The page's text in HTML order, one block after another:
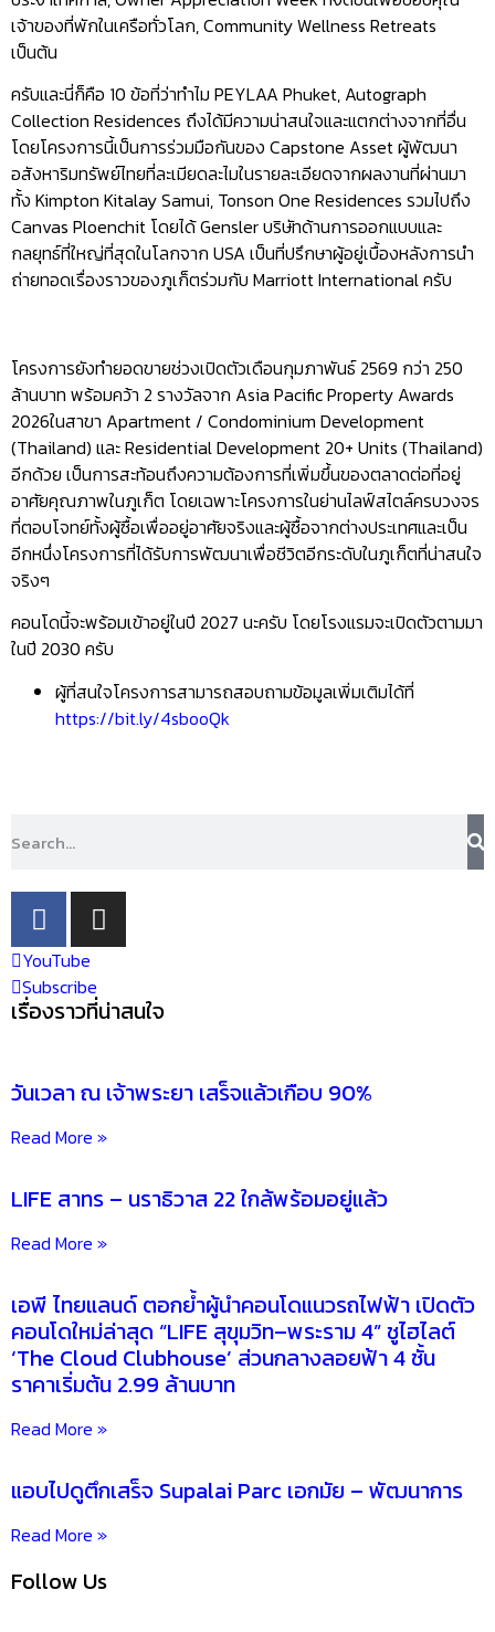
10. สิ่งที่ผมชอบก็คือ การสร้างความเป็นชุมชนเดียวกัน โดย Marriott
รู้จักแลกแลกเปลี่ยนกันครับ เช่น กิจกรรม Workshop, งานฉลอง
ประจำเทศกาล, Owner Appreciation Week ที่จัดขึ้นเพื่อขอบคุณ
เจ้าของที่พักในเครือทั่วโลก, Community Wellness Retreats
เป็นต้น
ครับและนี่ก็คือ 10 ข้อที่ว่าทำไม PEYLAA Phuket, Autograph
Collection Residences ถึงได้มีความน่าสนใจและแตกต่างจากที่อื่น
โดยโครงการนี้เป็นการร่วมมือกันของ Capstone Asset ผู้พัฒนา
Canvas Ploenchit โดยได้ Gensler บริษัทด้านการออกแบบและ
กลยุทธ์ที่ใหญ่ที่สุดในโลกจาก USA เป็นที่ปรึกษาผู้อยู่เบื้องหลังการนำ
ถ่ายทอดเรื่องราวของภูเก็ตร่วมกับ Marriott International ครับ
โครงการยังทำยอดขายช่วงเปิดตัวเดือนกุมภาพันธ์ 2569 กว่า 250
ล้านบาท พร้อมคว้า 2 รางวัลจาก Asia Pacific Property Awards
2026ในสาขา Apartment / Condominium Development
(Thailand) และ Residential Development 20+ Units (Thailand)
อาศัยคุณภาพในภูเก็ต โดยเฉพาะโครงการในย่านไลฟ์สไตล์ครบวงจร
ที่ตอบโจทย์ทั้งผู้ซื้อเพื่ออยู่อาศัยจริงและผู้ซื้อจากต่างประเทศและเป็น
อีกหนึ่งโครงการที่ได้รับการพัฒนาเพื่อชีวิตอีกระดับในภูเก็ตที่น่าสนใจ
https://bit.ly/4sbooQk
YouTube
เรื่องราวที่น่าสนใจ
วันเวลา ณ เจ้าพระยา เสร็จแล้วเกือบ 90%
LIFE สาทร – นราธิวาส 22 ใกล้พร้อมอยู่แล้ว
Read More »
เอพี ไทยแลนด์ ตอกย้ำผู้นำคอนโดแนวรถไฟฟ้า เปิดตัว
‘The Cloud Clubhouse’ ส่วนกลางลอยฟ้า 4 ชั้น
ราคาเริ่มต้น 2.99 ล้านบาท